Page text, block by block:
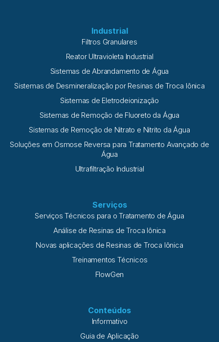
Industrial
Filtros Granulares
Reator Ultravioleta Industrial
Sistemas de Abrandamento de Água
Sistemas de Desmineralização por Resinas de Troca Iônica
Sistemas de Eletrodeionização
Sistemas de Remoção de Fluoreto da Água
Sistemas de Remoção de Nitrato e Nitrito da Água
Soluções em Osmose Reversa para Tratamento Avançado de
Água
Ultrafiltração Industrial
Serviços
Serviços Técnicos para o Tratamento de Água
Análise de Resinas de Troca Iônica
Novas aplicações de Resinas de Troca Iônica
Treinamentos Técnicos
FlowGen
Conteúdos
Informativo
Guia de Aplicação